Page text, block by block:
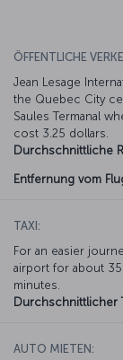
ÖFFENTLICHE
Jean Lesage
the Quebec City
Saules Termanal
cost 3.25 dollars.
Durchschnittliche
Entfernung vom
TAXI:
For an easier
airport for about
minutes.
Durchschnittlicher
AUTO MIETEN: